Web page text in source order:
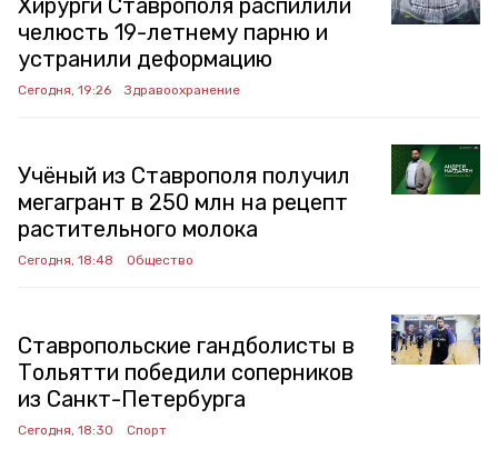
Хирурги Ставрополя распилили
челюсть 19-летнему парню и
устранили деформацию
Сегодня, 19:26 Здравоохранение
Учёный из Ставрополя получил
мегагрант в 250 млн на рецепт
растительного молока
Сегодня, 18:48 Общество
Ставропольские гандболисты в
Тольятти победили соперников
из Санкт-Петербурга
Сегодня, 18:30 Спорт